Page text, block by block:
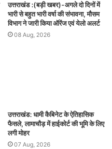
उत्तराखंड :(बड़ी खबर)-अगले दो दिनों में
भारी से बहुत भारी वर्षा की संभावना, मौसम
विभाग ने जारी किया ऑरेंज एवं येलो अलर्ट
08 Aug, 2026
उत्तराखंड: धामी कैबिनेट के ऐतिहासिक
फैसले, लामाचौड़ में हाईकोर्ट की भूमि के लिए
लगी मोहर
07 Aug, 2026